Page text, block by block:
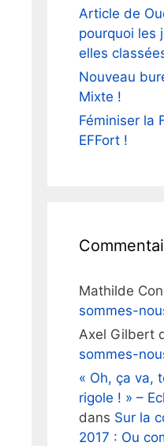
Article de
pourquoi les
elles
Nouveau
Mixte !
Féminiser la
EFFort !
Mathilde
sommes-
Axel Gilbert
sommes-
« Oh, ça va,
rigole ! » –
dans Sur la
2017 : Ou